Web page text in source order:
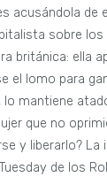
acusándola de
sobre
británica: ella
el lomo para
lo mantiene
que no
y liberarlo? La
de los